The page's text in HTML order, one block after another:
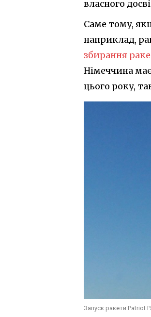
власного
Саме тому,
наприклад,
збирання
Німеччина
цього року,
Запуск ракети Patriot